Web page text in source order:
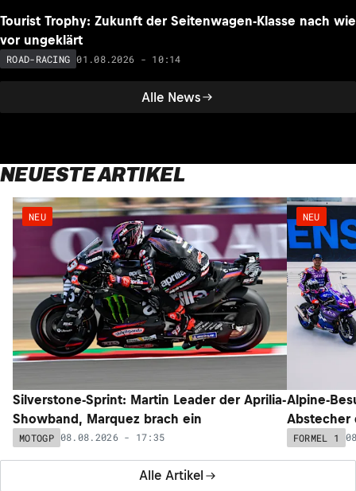
Alle News
Tourist Trophy: Zukunft der Seitenwagen-Klasse nach wie
vor ungeklärt
ROAD-RACING 01.08.2026 - 10:14
NEUESTE ARTIKEL
Alle Artikel
NEU
Silverstone-Sprint: Martin Leader der Aprilia-
Showband, Marquez brach ein
MOTOGP 08.08.2026 - 17:35
NEU
Alpine-
Abstecher
FORMEL 1